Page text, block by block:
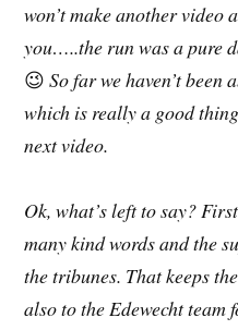
won’t make another video
you…..the run was a pure
😉So far we haven’t been
which is really a good
next video.
Ok, what’s left to say?
many kind words and the
the tribunes. That keeps
also to the Edewecht